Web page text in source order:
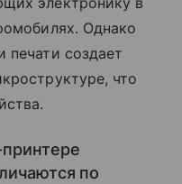
Однако
печати создает
что
по